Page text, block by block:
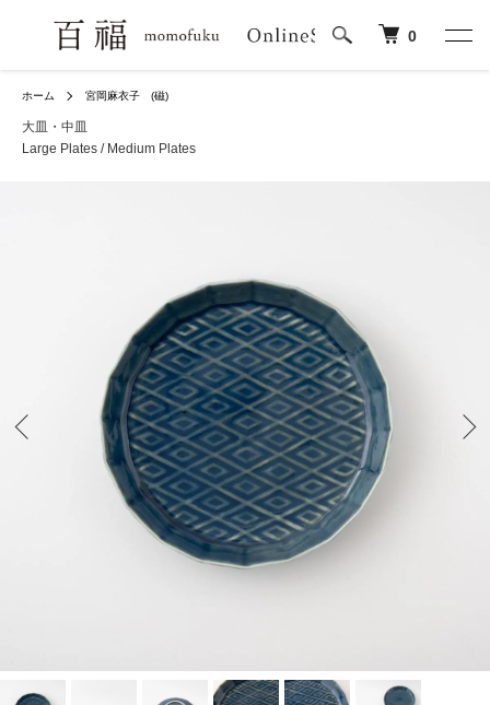
0
ホーム 宮岡麻衣子 (磁)
大皿・中皿
Large Plates / Medium Plates